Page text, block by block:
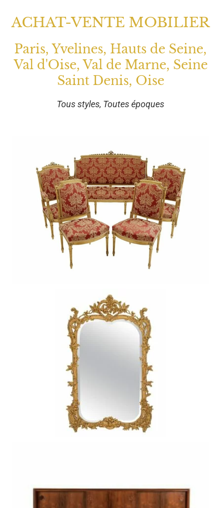
ACHAT-VENTE MOBILIER
Paris, Yvelines, Hauts de Seine,
Val d'Oise, Val de Marne, Seine
Saint Denis, Oise
Tous styles, Toutes époques